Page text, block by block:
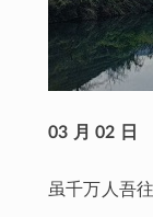
03 月 02 日
虽千万人吾